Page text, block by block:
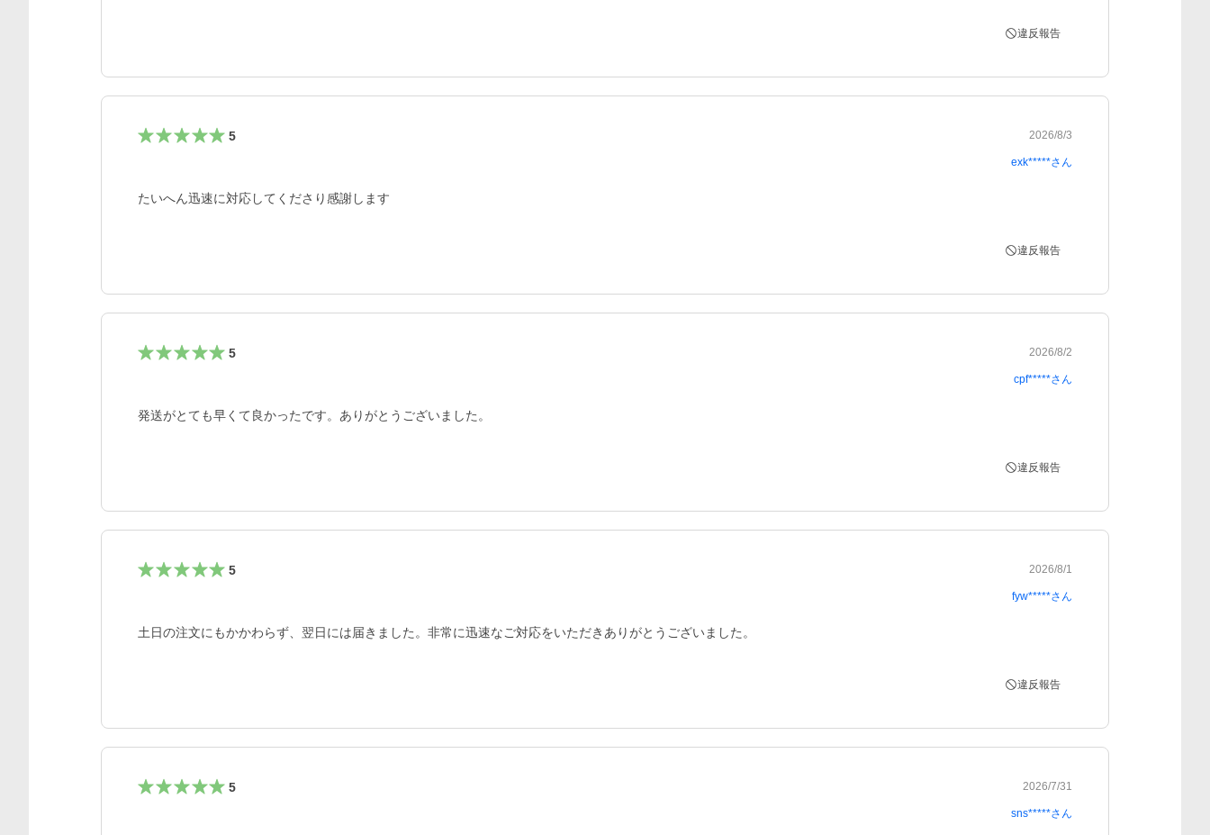
違反報告
5 2026/8/3
exk*****さん
違反報告
5 2026/8/2
cpf*****さん
発送がとても早くて良かったです。ありがとうございました。
違反報告
5 2026/8/1
fyw*****さん
土日の注文にもかかわらず、翌日には届きました。非常に迅速なご対応をいただきありがとうございました。
違反報告
5 2026/7/31
sns*****さん